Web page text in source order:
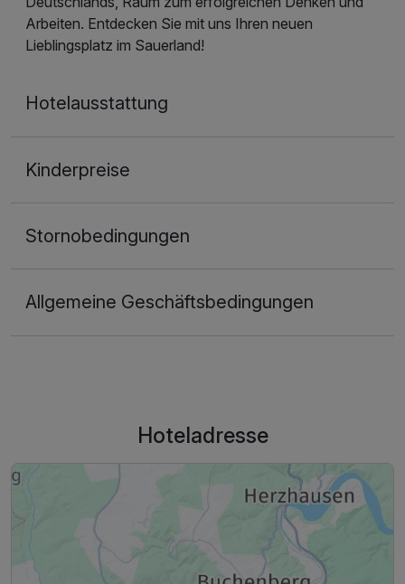
Arbeiten. Entdecken Sie mit uns Ihren neuen
Lieblingsplatz im Sauerland!
Hotelausstattung
Kinderpreise
Stornobedingungen
Allgemeine Geschäftsbedingungen
Hoteladresse